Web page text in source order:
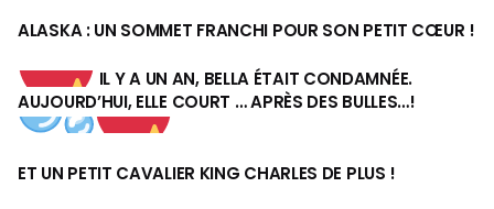
ALASKA : UN SOMMET FRANCHI POUR SON PETIT CŒUR !
IL Y A UN AN, BELLA ÉTAIT CONDAMNÉE.
AUJOURD’HUI, ELLE COURT … APRÈS DES BULLES…!
ET UN PETIT CAVALIER KING CHARLES DE PLUS !